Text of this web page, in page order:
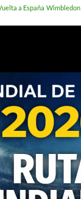
a España Wimbledon